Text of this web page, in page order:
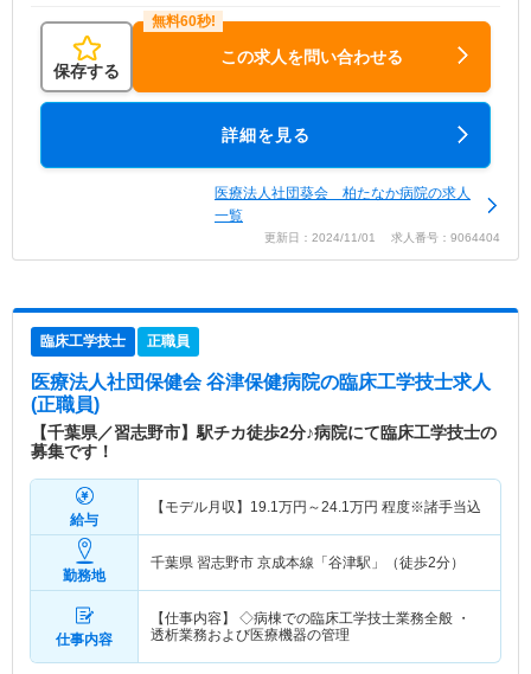
保存する
この求人を問い合わせる
詳細を見る
医療法人社団葵会 柏たなか病院の求人
一覧
更新日：2024/11/01 求人番号：9064404
臨床工学技士 正職員
医療法人社団保健会 谷津保健病院の臨床工学技士求人
(正職員)
【千葉県／習志野市】駅チカ徒歩2分♪病院にて臨床工学技士の
募集です！
給与
【モデル月収】 19.1万円～24.1万円 程度※諸手当込
勤務地
千葉県 習志野市 京成本線「谷津駅」（徒歩2分）
仕事内容
【仕事内容】 ◇病棟での臨床工学技士業務全般 ・
透析業務および医療機器の管理